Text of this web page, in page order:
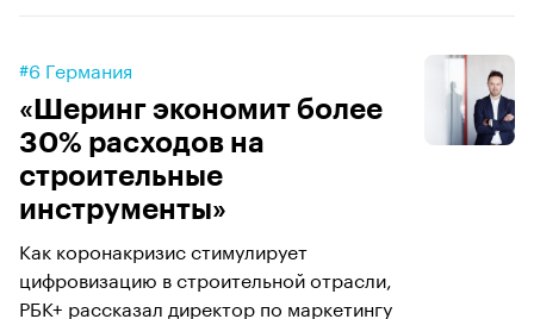
#6 Германия
«Шеринг экономит более
30% расходов на
строительные
инструменты»
Как коронакризис стимулирует
цифровизацию в строительной отрасли,
РБК+ рассказал директор по маркетингу